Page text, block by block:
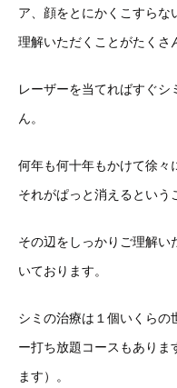
ア、顔をとにかくこすらな
理解いただくことがたくさ
レーザーを当てればすぐ
ん。
何年も何十年もかけて徐々
それがぱっと消えるという
その辺をしっかりご理解い
いております。
シミの治療は１個いくらの
ー打ち放題コースもありま
ます）。